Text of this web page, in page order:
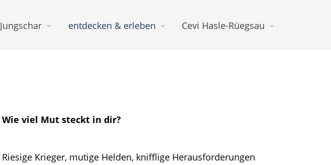
Jungschar entdecken & erleben Cevi Hasle-Rüegsau
Wie viel Mut steckt in dir?
Riesige Krieger, mutige Helden, knifflige Herausforderungen